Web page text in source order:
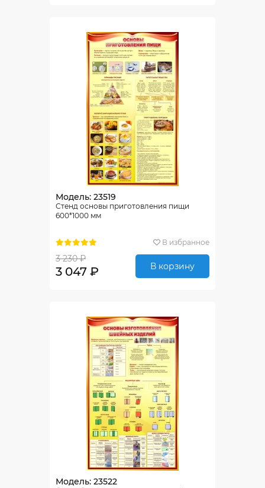
Модель: 23519
Стенд основы приготовления пищи
600*1000 мм
В избранное
3 230 ₽
3 047 ₽ В корзину
Модель: 23522